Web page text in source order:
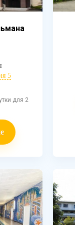
5
для 2